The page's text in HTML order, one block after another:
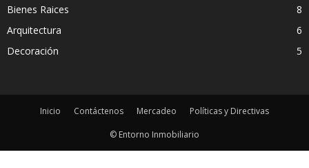
Bienes Raices
8
Arquitectura
6
Decoración
5
Inicio Contáctenos Mercadeo
Políticas y Directivas
© Entorno Inmobiliario